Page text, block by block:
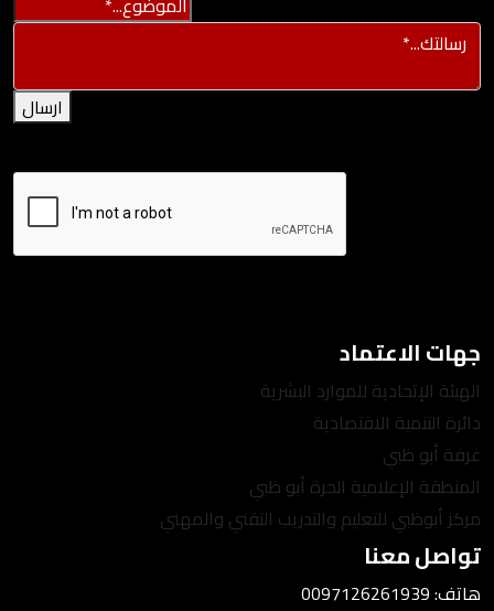
ارسال
جهات الاعتماد
الهيئة الإتحادية للموارد البشرية
دائرة التنمية الاقتصادية
غرفة أبو ظبي
المنطقة الإعلامية الحرة أبو ظبي
مركز أبوظبي للتعليم والتدريب التقني والمهني
تواصل معنا
هاتف: 0097126261939